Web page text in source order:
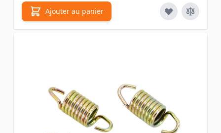
Ajouter au panier